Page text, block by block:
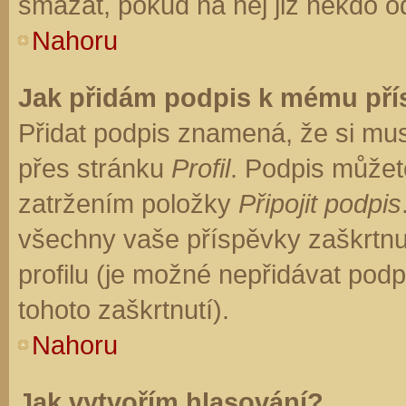
Nahoru
Jak přidám podpis k mému
Přidat podpis znamená, že si
přes stránku Profil. Podpis
zatržením položky Připojit podpis
všechny vaše příspěvky
profilu (je možné nepřidávat
tohoto zaškrtnutí).
Nahoru